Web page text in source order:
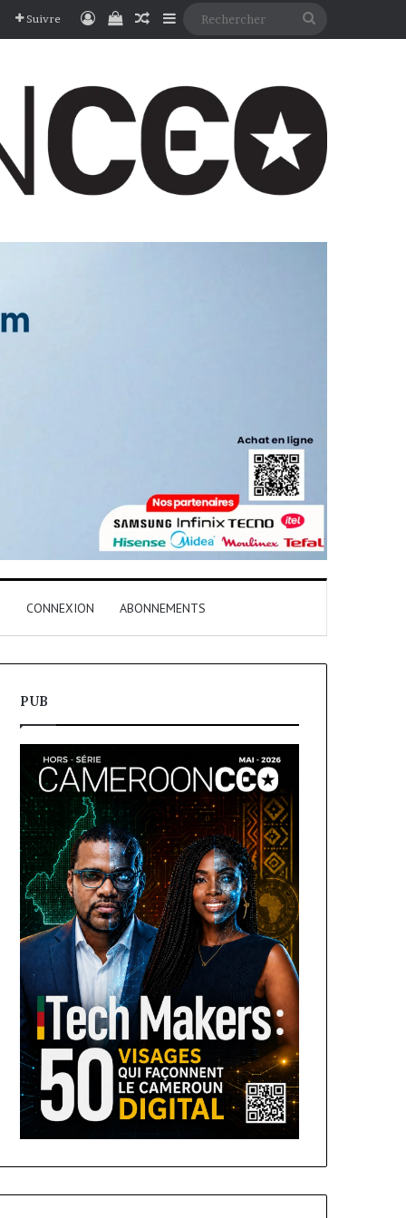
Suivre Connexion
Voir votre panier
Article Aléatoire
Sidebar (barre latérale)
CONNEXION ABONNEMENTS
PUB